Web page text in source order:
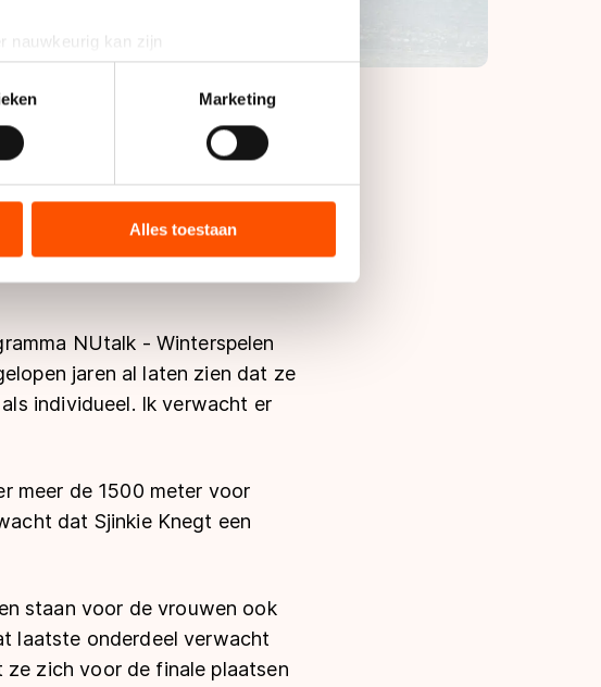
nauwkeurig kan zijn
(fingerprinting)
in het
detailgedeeltein. U kunt uw
voor social media, advertenties en
verstrekt of die zij hebben verzameld via
de EU, zoals de VS, waar mogelijk geen
stemt u in met deze overdracht.
Marketing
Alles toestaan
de aflossing.
Daar komt nu
NUtalk - Winterspelen
jaren al laten zien dat ze
individueel. Ik verwacht er
meer de 1500 meter voor
dat Sjinkie Knegt een
staan voor de vrouwen ook
laatste onderdeel verwacht
zich voor de finale plaatsen